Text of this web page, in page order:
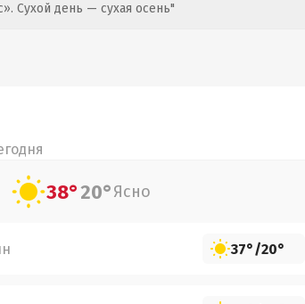
Сухой день — сухая осень"
38°20°Ясно
37°/20°